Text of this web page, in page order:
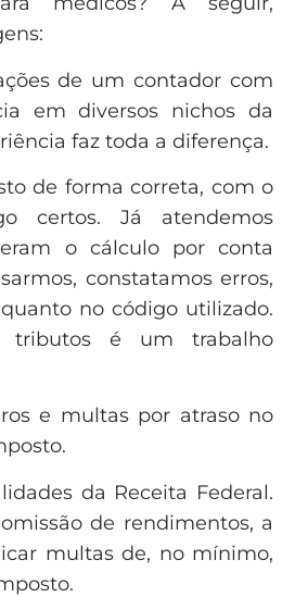
de um contador com
em diversos nichos da
faz toda a diferença.
de forma correta, com o
certos. Já atendemos
o cálculo por conta
constatamos erros,
no código utilizado.
tributos é um trabalho
e multas por atraso no
da Receita Federal.
de rendimentos, a
multas de, no mínimo,